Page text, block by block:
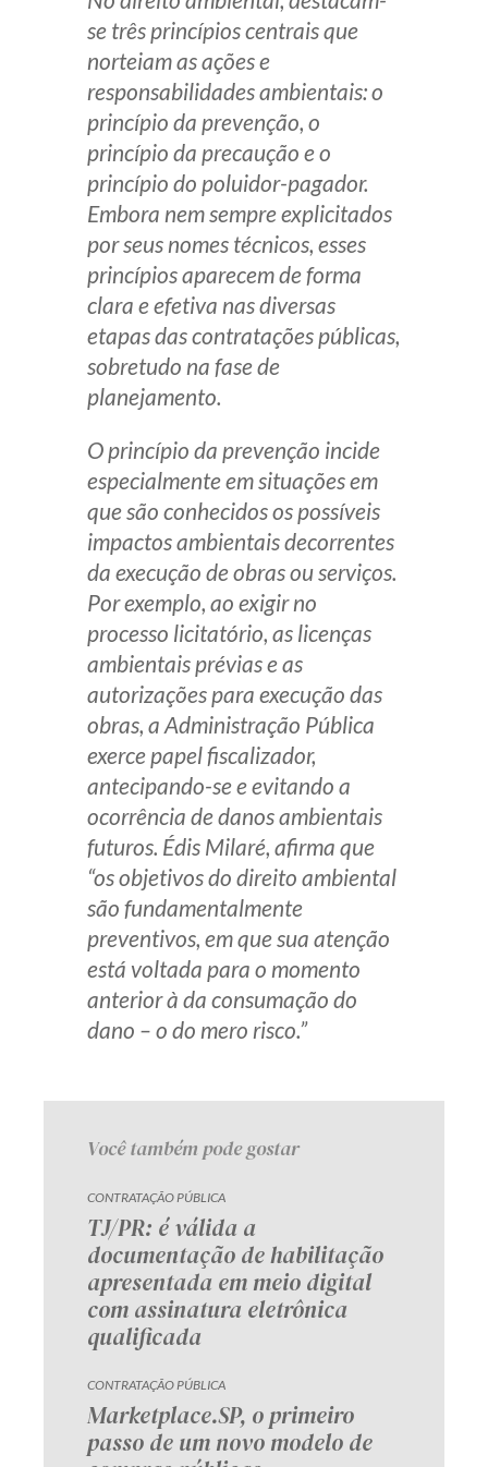
se três princípios centrais que
norteiam as ações e
responsabilidades ambientais: o
princípio da prevenção, o
princípio da precaução e o
princípio do poluidor-pagador.
Embora nem sempre explicitados
por seus nomes técnicos, esses
princípios aparecem de forma
clara e efetiva nas diversas
etapas das contratações públicas,
sobretudo na fase de
planejamento.
O princípio da prevenção incide
especialmente em situações em
que são conhecidos os possíveis
impactos ambientais decorrentes
da execução de obras ou serviços.
Por exemplo, ao exigir no
processo licitatório, as licenças
ambientais prévias e as
autorizações para execução das
obras, a Administração Pública
exerce papel fiscalizador,
antecipando-se e evitando a
ocorrência de danos ambientais
futuros. Édis Milaré, afirma que
“os objetivos do direito ambiental
são fundamentalmente
preventivos, em que sua atenção
está voltada para o momento
anterior à da consumação do
dano – o do mero risco.”
Você também pode gostar
CONTRATAÇÃO PÚBLICA
TJ/PR: é válida a
documentação de habilitação
apresentada em meio digital
com assinatura eletrônica
qualificada
CONTRATAÇÃO PÚBLICA
Marketplace.SP, o primeiro
passo de um novo modelo de